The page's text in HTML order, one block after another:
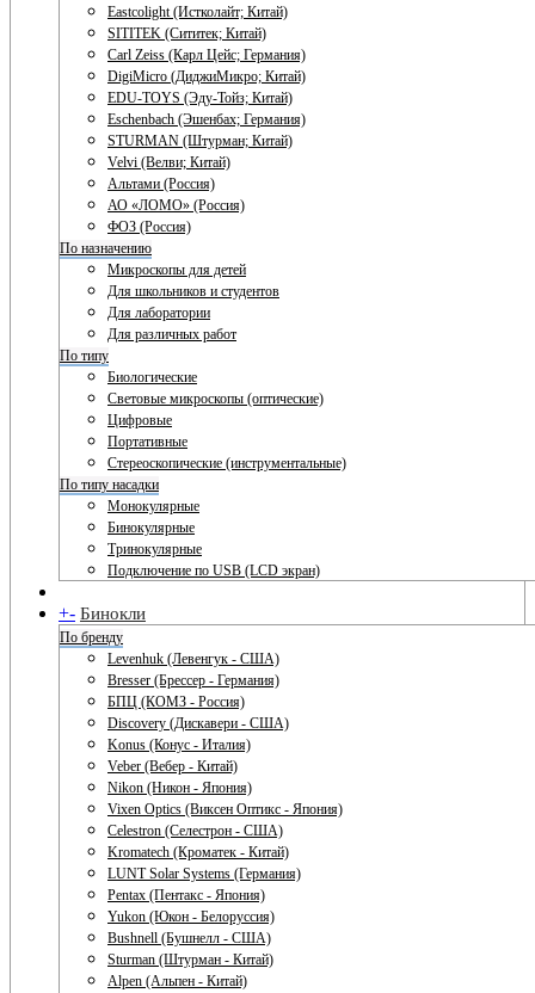
Eastcolight (Истколайт; Китай)
SITITEK (Сититек; Китай)
Carl Zeiss (Карл Цейс; Германия)
DigiMicro (ДиджиМикро; Китай)
EDU-TOYS (Эду-Тойз; Китай)
Eschenbach (Эшенбах; Германия)
STURMAN (Штурман; Китай)
Velvi (Велви; Китай)
Альтами (Россия)
АО «ЛОМО» (Россия)
ФОЗ (Россия)
По назначению
Микроскопы для детей
Для школьников и студентов
Для лаборатории
Для различных работ
По типу
Биологические
Световые микроскопы (оптические)
Цифровые
Портативные
Стереоскопические (инструментальные)
По типу насадки
Монокулярные
Бинокулярные
Тринокулярные
Подключение по USB (LCD экран)
+- Бинокли
По бренду
Levenhuk (Левенгук - США)
Bresser (Брессер - Германия)
БПЦ (КОМЗ - Россия)
Discovery (Дискавери - США)
Konus (Конус - Италия)
Veber (Вебер - Китай)
Nikon (Никон - Япония)
Vixen Optics (Виксен Оптикс - Япония)
Celestron (Селестрон - США)
Kromatech (Кроматек - Китай)
LUNT Solar Systems (Германия)
Pentax (Пентакс - Япония)
Yukon (Юкон - Белоруссия)
Bushnell (Бушнелл - США)
Sturman (Штурман - Китай)
Alpen (Альпен - Китай)